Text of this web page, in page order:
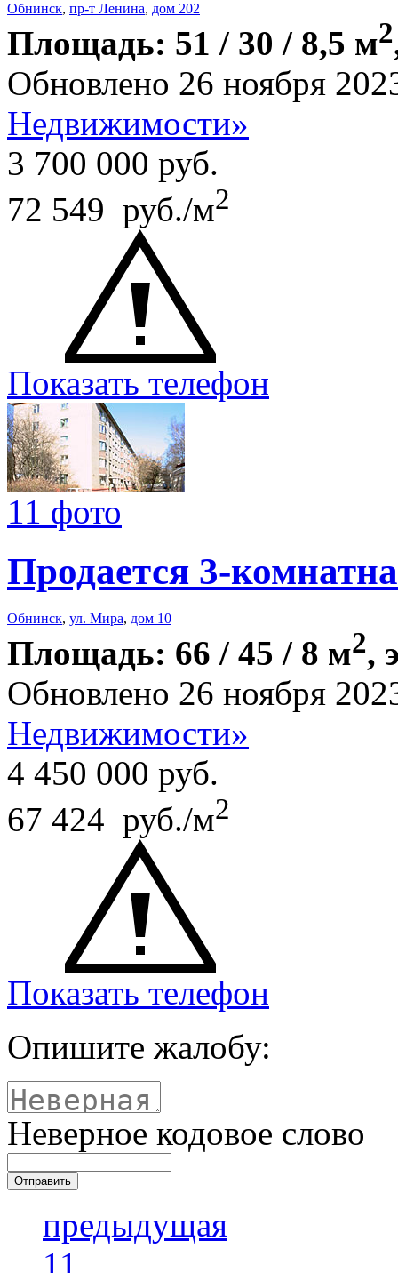
Обнинск, пр-т Ленина, дом 202
Площадь: 51 / 30 / 8,5 м2
Обновлено 26 ноября
Недвижимости»
3 700 000 руб.
72 549 руб./м2
Показать телефон
11 фото
Продается 3-
Обнинск, ул. Мира, дом 10
Площадь: 66 / 45 / 8 м2,
Обновлено 26 ноября
Недвижимости»
4 450 000 руб.
67 424 руб./м2
Показать телефон
Опишите жалобу:
Неверное кодовое слово
предыдущая
11